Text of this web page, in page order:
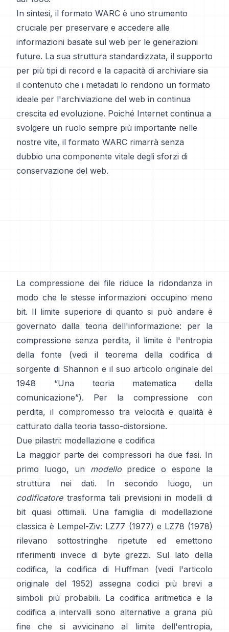
In sintesi, il formato WARC è uno strumento
cruciale per preservare e accedere alle
informazioni basate sul web per le generazioni
future. La sua struttura standardizzata, il supporto
per più tipi di record e la capacità di archiviare sia
il contenuto che i metadati lo rendono un formato
ideale per l'archiviazione del web in continua
crescita ed evoluzione. Poiché Internet continua a
svolgere un ruolo sempre più importante nelle
nostre vite, il formato WARC rimarrà senza
dubbio una componente vitale degli sforzi di
conservazione del web.
La compressione dei file riduce la ridondanza in
modo che le stesse informazioni occupino meno
bit. Il limite superiore di quanto si può andare è
governato dalla teoria dell'informazione: per la
compressione senza perdita, il limite è l'entropia
della fonte (vedi il
teorema della codifica di
sorgente di Shannon e il suo articolo originale del
1948
“Una teoria matematica della
comunicazione”). Per la compressione con
perdita, il compromesso tra velocità e qualità è
catturato dalla teoria tasso-distorsione.
Due pilastri: modellazione e codifica
La maggior parte dei compressori ha due fasi. In
primo luogo, un modellopredice o espone la
struttura nei dati. In secondo luogo, un
codificatoretrasforma tali previsioni in modelli di
bit quasi ottimali. Una famiglia di modellazione
classica è Lempel-Ziv: LZ77 (1977) e LZ78 (1978)
rilevano sottostringhe ripetute ed emettono
riferimenti invece di byte grezzi. Sul lato della
codifica, la codifica di Huffman
(vedi l'articolo
originale del 1952) assegna codici più brevi a
simboli più probabili. La codifica aritmetica e la
codifica a intervalli sono alternative a grana più
fine che si avvicinano al limite dell'entropia,